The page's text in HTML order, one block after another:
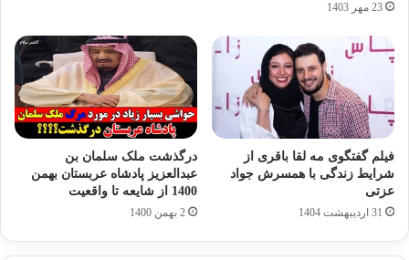
23 مهر 1403
فیلم گفتگوی مه لقا باقری از
شرایط زندگی با همسرش جواد
عزتی
31 اردیبهشت 1404
درگذشت ملک سلمان بن
عبدالعزیز پادشاه عربستان بهمن
1400 از شایعه تا واقعیت
2 بهمن 1400